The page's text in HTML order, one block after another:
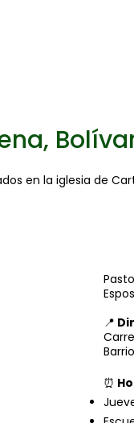
en la iglesia de
📍
⏰